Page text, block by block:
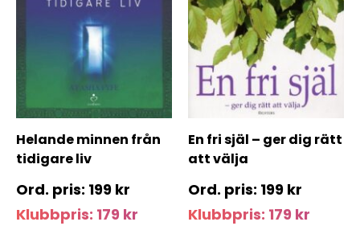
Helande minnen från
tidigare liv
199 kr
Klubbpris: 179 kr
En fri själ – ger dig rätt
att välja
199 kr
Klubbpris: 179 kr